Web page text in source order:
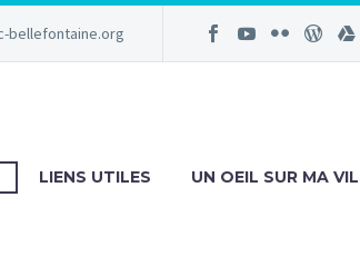
bellefontaine.org
LIENS UTILES UN OEIL SUR MA